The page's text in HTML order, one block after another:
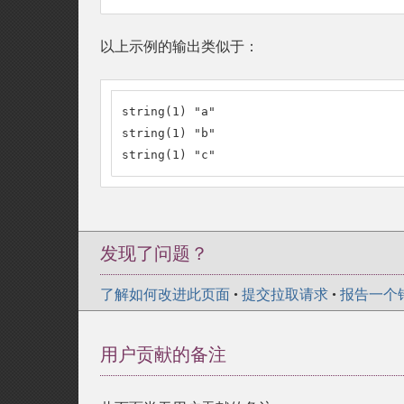
以上示例的输出类似于：
string(1) "a"
string(1) "b"
string(1) "c"
发现了问题？
了解如何改进此页面 • 提交拉取请求 • 报告一个
用户贡献的备注